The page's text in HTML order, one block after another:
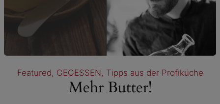
Featured, GEGESSEN, Tipps aus der Profiküche
Mehr Butter!